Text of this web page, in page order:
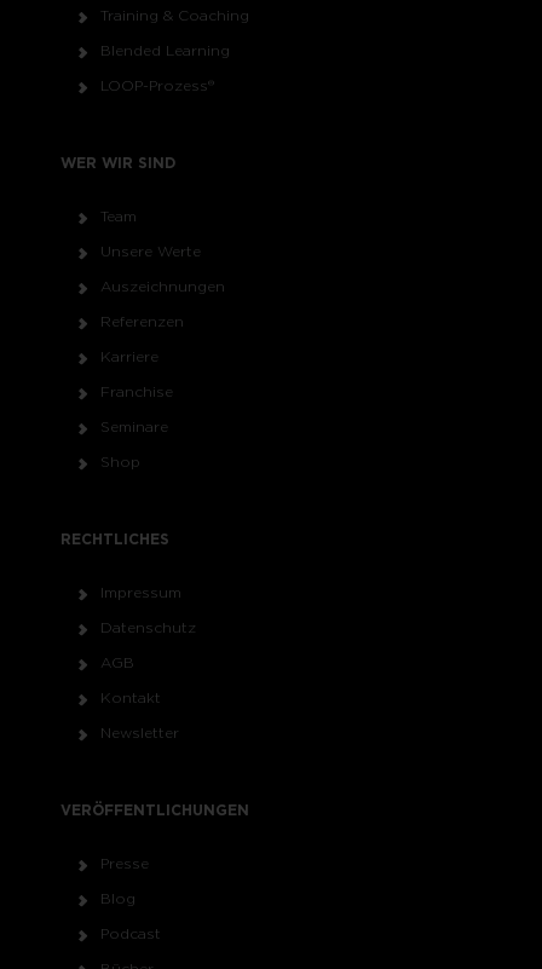
Training & Coaching
Blended Learning
LOOP-Prozess®
WER WIR SIND
Team
Unsere Werte
Auszeichnungen
Referenzen
Karriere
Franchise
Seminare
Shop
RECHTLICHES
Impressum
Datenschutz
AGB
Kontakt
Newsletter
VERÖFFENTLICHUNGEN
Presse
Blog
Podcast